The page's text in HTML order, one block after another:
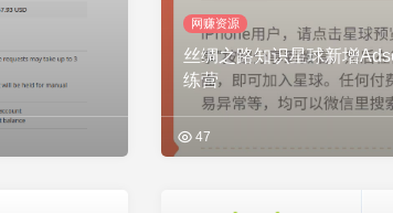
网赚资源
丝绸之路知识星球新增
练营
47